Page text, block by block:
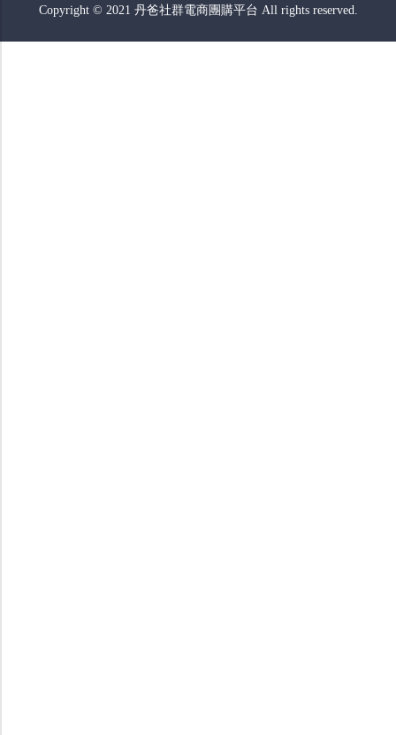
Copyright © 2021 丹爸社群電商團購平台 All rights reserved.